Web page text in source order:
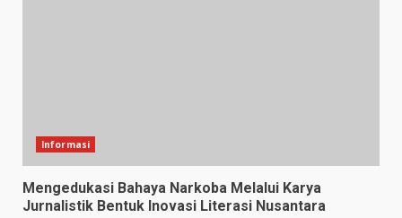
Informasi
Mengedukasi Bahaya Narkoba Melalui Karya
Jurnalistik Bentuk Inovasi Literasi Nusantara